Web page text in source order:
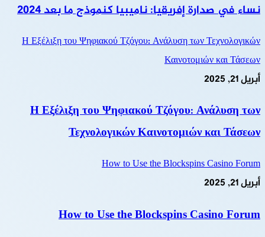
نساء في صدارة إفريقيا: ناميبيا كنموذج ما بعد 2024
Η Εξέλιξη του Ψηφιακού Τζόγου: Ανάλυση των Τεχνολογικών
Καινοτομιών και Τάσεων
أبريل 21, 2025
Η Εξέλιξη του Ψηφιακού Τζόγου: Ανάλυση των
Τεχνολογικών Καινοτομιών και Τάσεων
How to Use the Blockspins Casino Forum
أبريل 21, 2025
How to Use the Blockspins Casino Forum